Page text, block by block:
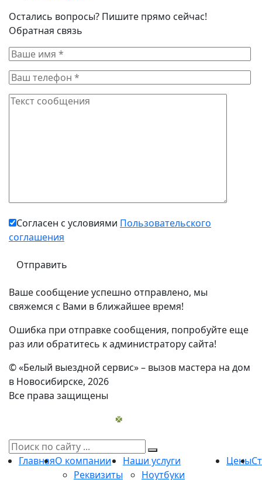
Остались вопросы? Пишите прямо сейчас!
Обратная связь
Согласен с условиями Пользовательского
соглашения
Ваше сообщение успешно отправлено, мы
свяжемся с Вами в ближайшее время!
Ошибка при отправке сообщения, попробуйте еще
раз или обратитесь к администратору сайта!
© «Белый выездной сервис» – вызов мастера на дом
в Новосибирске, 2026
Все права защищены
ГлавнаяО компании
Реквизиты
Наши услуги
Ноутбуки
Цены